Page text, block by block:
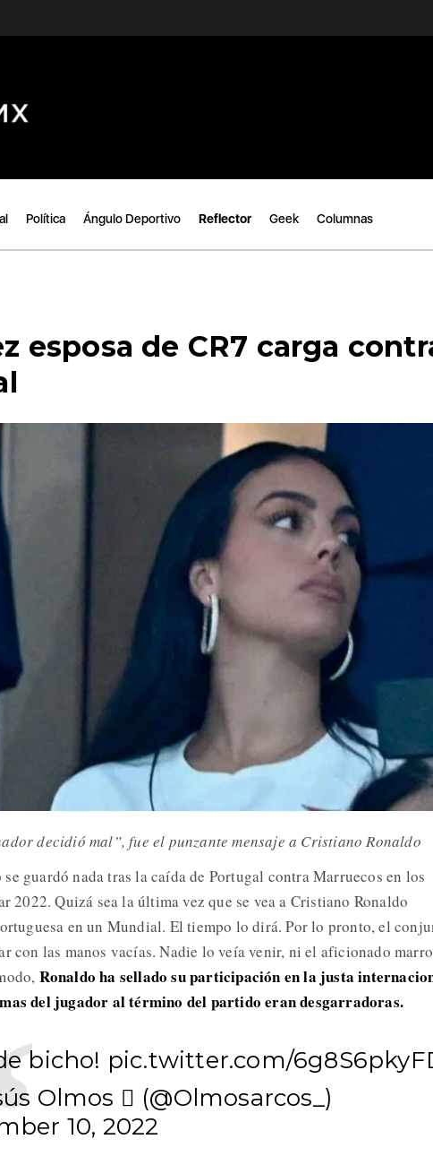
Política Ángulo Deportivo Reflector Geek Columnas
esposa de CR7 carga
decidió mal”, fue el punzante mensaje a Cristiano Ronaldo
guardó nada tras la caída de Portugal contra Marruecos en los
2022. Quizá sea la última vez que se vea a Cristiano Ronaldo
en un Mundial. El tiempo lo dirá. Por lo pronto, el
con las manos vacías. Nadie lo veía venir, ni el aficionado
Ronaldo ha sellado su participación en la justa
del jugador al término del partido eran desgarradoras.
bicho! pic.twitter.com/
Olmos  (@Olmosarcos_)
10, 2022